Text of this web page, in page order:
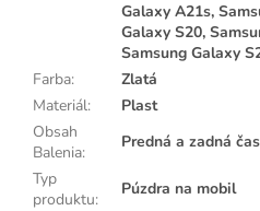
Galaxy A21s,
Galaxy S20,
Samsung Galaxy
Farba:
Zlatá
Materiál:
Plast
Obsah
Balenia:
Predná a zadná
Typ
produktu:
Púzdra na mobil